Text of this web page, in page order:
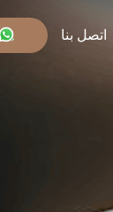
اتصل بنا